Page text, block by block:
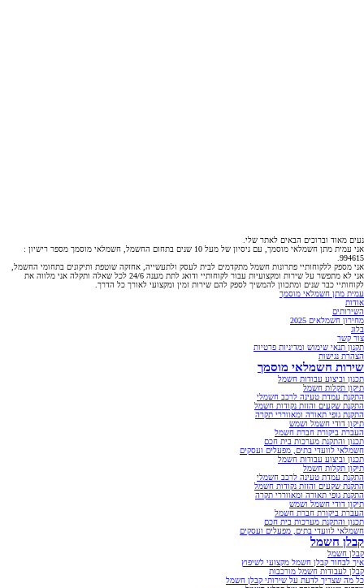
נעים מאוד וברוכים הבאים לאתר שלי.
אני עמית מתן חשמלאי מוסמך, עם ניסיון של מעל 10 שנים בתחום החשמל, חשמלאי מוסמך מספר רישיון :
994615.
אני מספק ללקוחותיי פתרונות חשמל מתקדמים לבית לעסק ולתעשייה, אחזקה שוטפת ותיקונים בתחומי החשמל,
אני לא מתפשר על שירות ומקצועיות עבור לקוחותיי ודואג לתת מענה 24/6 לכל שאלה ותקלה אני מלווה את
לקוחותיי כבר שנים ומתכוון להמשיך לספק להם שירות זמין ומקצועי לאורך כל הדרך.
עמית מתן חשמלאי מוסמך
אודות
השירותים
מחירון חשמלאים 2025
בלוג
צור קשר
תקנון תנאי שימוש ומדיניות פרטיות
הצהרת נגישות
שירות חשמלאי מוסמך
תכנון וביצוע עבודות חשמל
תיקון תקלות חשמל
התקנת עמדת טעינה לרכב חשמלי
התקנת שקעים והזזת נקודות חשמל
התקנת גופי תאורה ומאווררי תקרה
תיקון דודי חשמל ושמש
העברת ביקורת חברת חשמל
תכנון והתקנת מערכות בית חכם
חשמלאי לוועדי בתים, מפעלים ועסקים
תכנון וביצוע עבודות חשמל
תיקון תקלות חשמל
התקנת עמדת טעינה לרכב חשמלי
התקנת שקעים והזזת נקודות חשמל
התקנת גופי תאורה ומאווררי תקרה
תיקון דודי חשמל ושמש
העברת ביקורת חברת חשמל
תכנון והתקנת מערכות בית חכם
חשמלאי לוועדי בתים, מפעלים ועסקים
קבלן חשמל
קבלן חשמל
איך לבחור קבלן חשמל מקצועי לשיפוץ
קבלן לעבודות חשמל מורכבות
כל מה שצריך לדעת על שירותי קבלן חשמל